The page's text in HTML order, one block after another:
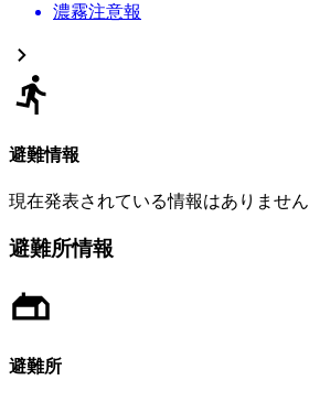
濃霧注意報
避難情報
現在発表されている情報はありません
避難所情報
避難所